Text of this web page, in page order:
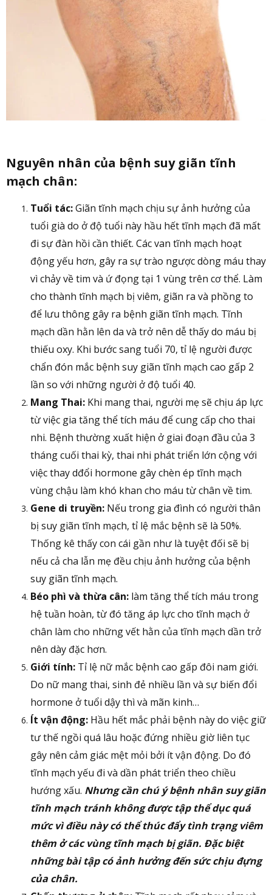
Nguyên nhân của bệnh suy giãn tĩnh
mạch chân:
Tuổi tác:Giãn tĩnh mạch chịu sự ảnh hưởng của
tuổi già do ở độ tuổi này hầu hết tĩnh mạch đã mất
đi sự đàn hồi cần thiết. Các van tĩnh mạch hoạt
động yếu hơn, gây ra sự trào ngược dòng máu thay
vì chảy về tim và ứ đọng tại 1 vùng trên cơ thể. Làm
cho thành tĩnh mạch bị viêm, giãn ra và phồng to
để lưu thông gây ra bệnh giãn tĩnh mạch. Tĩnh
mạch dần hằn lên da và trở nên dễ thấy do máu bị
thiếu oxy. Khi bước sang tuổi 70, tỉ lệ người được
chẩn đón mắc bệnh suy giãn tĩnh mạch cao gấp 2
lần so với những người ở độ tuổi 40.
Mang Thai: Khi mang thai, người mẹ sẽ chịu áp lực
từ việc gia tăng thể tích máu để cung cấp cho thai
nhi. Bệnh thường xuất hiện ở giai đoạn đầu của 3
tháng cuối thai kỳ, thai nhi phát triển lớn cộng với
việc thay dđổi hormone gây chèn ép tĩnh mạch
vùng chậu làm khó khan cho máu từ chân về tim.
Gene di truyền: Nếu trong gia đình có người thân
bị suy giãn tĩnh mạch, tỉ lệ mắc bệnh sẽ là 50%.
Thống kê thấy con cái gần như là tuyệt đối sẽ bị
nếu cả cha lẫn mẹ đều chịu ảnh hưởng của bệnh
suy giãn tĩnh mạch.
Béo phì và thừa cân: làm tăng thể tích máu trong
hệ tuần hoàn, từ đó tăng áp lực cho tĩnh mạch ở
chân làm cho những vết hằn của tĩnh mạch dần trở
nên dày đặc hơn.
Giới tính: Tỉ lệ nữ mắc bệnh cao gấp đôi nam giới.
Do nữ mang thai, sinh đẻ nhiều lần và sự biến đổi
hormone ở tuổi dậy thì và mãn kinh…
Ít vận động: Hầu hết mắc phải bệnh này do việc giữ
tư thế ngồi quá lâu hoặc đứng nhiều giờ liên tục
gây nên cảm giác mệt mỏi bởi ít vận động. Do đó
tĩnh mạch yếu đi và dần phát triển theo chiều
hướng xấu. Nhưng cần chú ý bệnh nhân suy giãn
tĩnh mạch tránh không được tập thể dục quá
mức vì điều này có thể thúc đẩy tình trạng viêm
thêm ở các vùng tĩnh mạch bị giãn. Đặc biệt
những bài tập có ảnh hưởng đến sức chịu đựng
của chân.